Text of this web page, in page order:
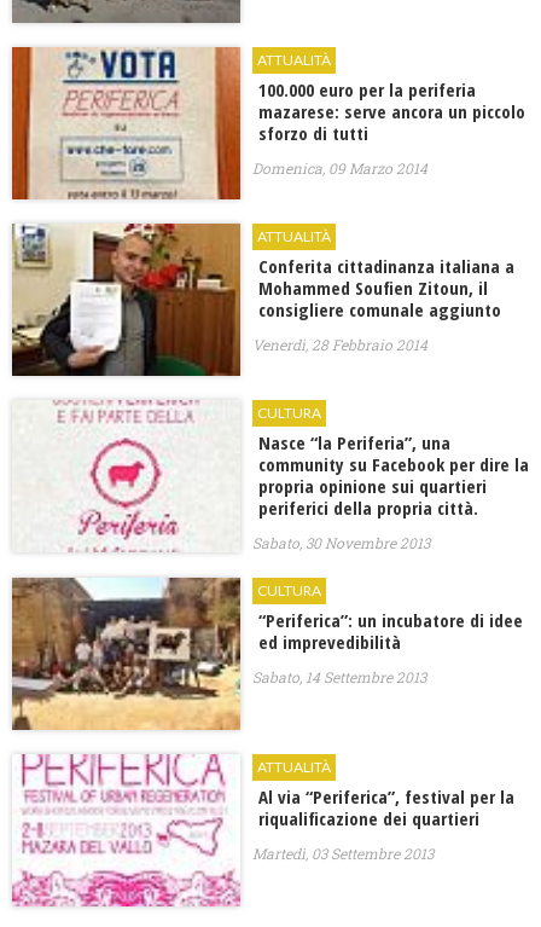
ATTUALITÀ
100.000 euro per la periferia
mazarese: serve ancora un piccolo
sforzo di tutti
Domenica, 09 Marzo 2014
ATTUALITÀ
Conferita cittadinanza italiana a
Mohammed Soufien Zitoun, il
consigliere comunale aggiunto
Venerdì, 28 Febbraio 2014
CULTURA
Nasce “la Periferia”, una
community su Facebook per dire la
propria opinione sui quartieri
periferici della propria città.
Sabato, 30 Novembre 2013
CULTURA
“Periferica”: un incubatore di idee
ed imprevedibilità
Sabato, 14 Settembre 2013
ATTUALITÀ
Al via “Periferica”, festival per la
riqualificazione dei quartieri
Martedì, 03 Settembre 2013